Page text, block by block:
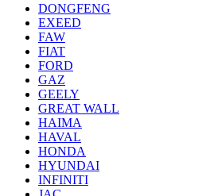
DONGFENG
EXEED
FAW
FIAT
FORD
GAZ
GEELY
GREAT WALL
HAIMA
HAVAL
HONDA
HYUNDAI
INFINITI